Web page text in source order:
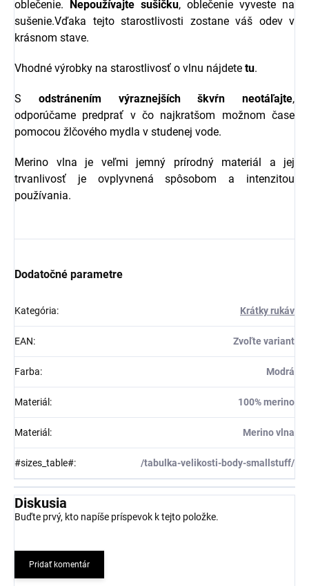
oblečenie. Nepoužívajte sušičku, oblečenie vyveste na
sušenie.Vďaka tejto starostlivosti zostane váš odev v
krásnom stave.
Vhodné výrobky na starostlivosť o vlnu nájdete tu.
S odstránením výraznejších škvŕn neotáľajte,
odporúčame predprať v čo najkratšom možnom čase
pomocou žlčového mydla v studenej vode.
Merino vlna je veľmi jemný prírodný materiál a jej
trvanlivosť je ovplyvnená spôsobom a intenzitou
používania.
Dodatočné parametre
Kategória: Krátky rukáv
EAN: Zvoľte variant
Farba: Modrá
Materiál : 100% merino
Materiál : Merino vlna
#sizes_table#: /tabulka-velikosti-body-smallstuff/
Diskusia
Buďte prvý, kto napíše príspevok k tejto položke.
Pridať komentár